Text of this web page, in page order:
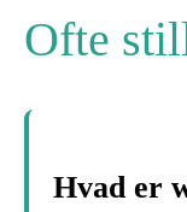
Ofte
Hvad er